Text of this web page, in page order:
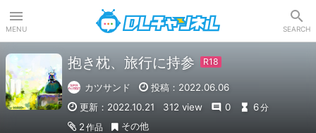
MENU SEARCH
抱き枕、旅行に持参
カツサンド
投稿：2022.06.06
更新：2022.10.21
312 view 0 6分
2 作品 その他